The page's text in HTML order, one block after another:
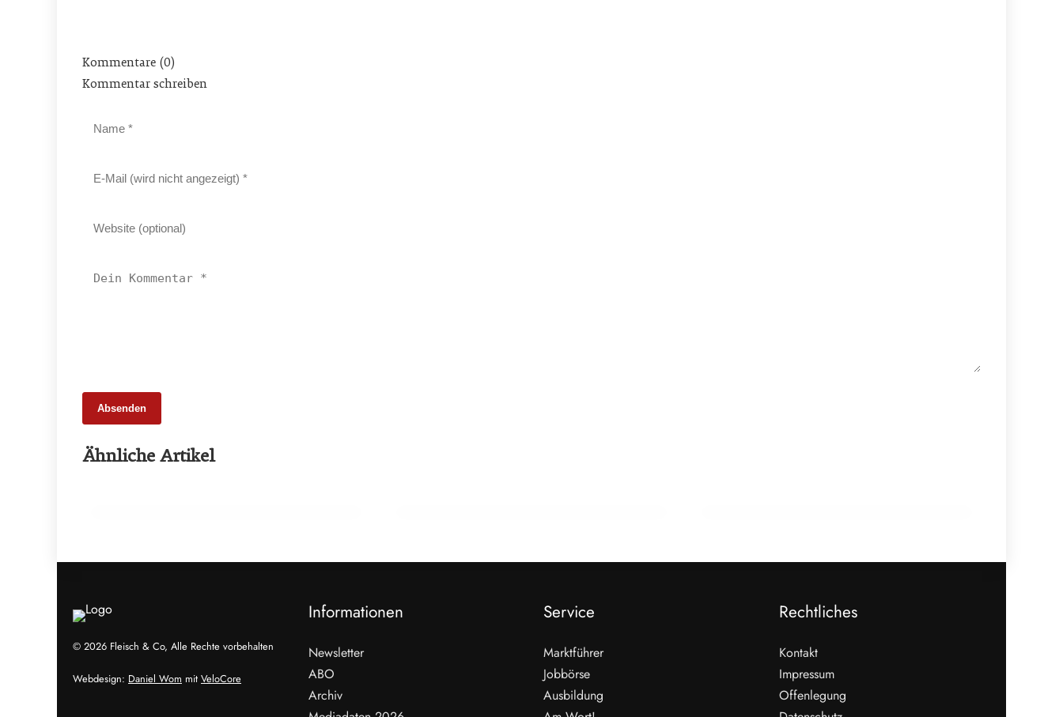
Kommentare (0)
Kommentar schreiben
Absenden
Ähnliche Artikel
BIOFACH 2026: Bio-Markt im
WEITERLESEN
© 2026 Fleisch & Co, Alle Rechte vorbehalten
Webdesign: Daniel Wom mit VeloCore
Informationen
Newsletter
ABO
Archiv
Service
Marktführer
Jobbörse
Ausbildung
Rechtliches
Kontakt
Impressum
Offenlegung